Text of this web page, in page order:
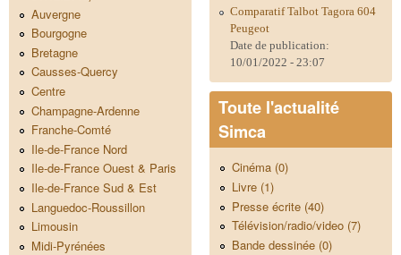
Auvergne
Bourgogne
Bretagne
Causses-Quercy
Centre
Champagne-Ardenne
Franche-Comté
Ile-de-France Nord
Ile-de-France Ouest & Paris
Ile-de-France Sud & Est
Languedoc-Roussillon
Limousin
Midi-Pyrénées
Comparatif Talbot Tagora 604
Peugeot
Date de publication:
10/01/2022 - 23:07
Toute l'actualité
Simca
Cinéma (0)
Livre (1)
Presse écrite (40)
Télévision/radio/video (7)
Bande dessinée (0)